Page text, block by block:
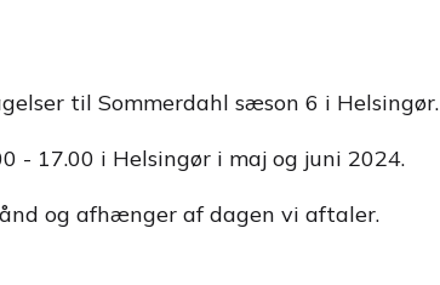
til Sommerdahl sæson 6 i Helsingør.
- 17.00 i Helsingør i maj og juni 2024.
og afhænger af dagen vi aftaler.